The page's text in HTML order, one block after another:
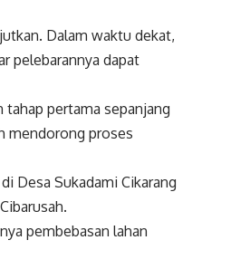
Dalam waktu dekat,
pelebarannya dapat
tahap pertama sepanjang
mendorong proses
Desa Sukadami Cikarang
pembebasan lahan